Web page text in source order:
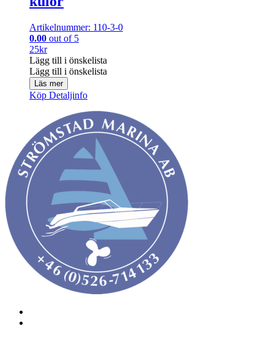
Artikelnummer: 110-3-0
0.00 out of 5
25kr
Lägg till i önskelista
Lägg till i önskelista
Läs mer
Köp Detaljinfo